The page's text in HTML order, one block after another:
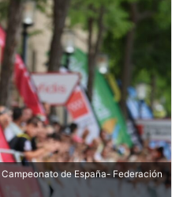
de España- Federación